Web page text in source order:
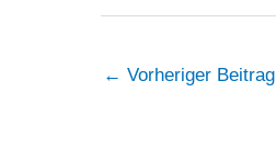
← Vorheriger Beitrag